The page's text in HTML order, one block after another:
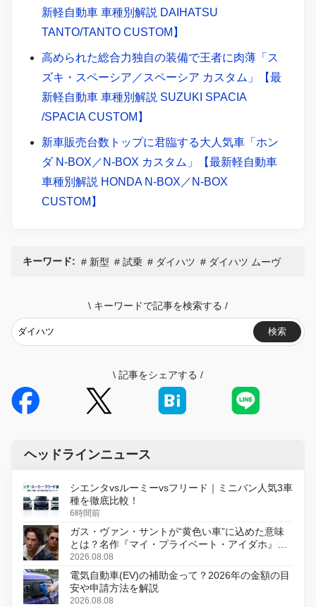
新軽自動車 車種別解説 DAIHATSU
TANTO/TANTO CUSTOM】
高められた総合力独自の装備で王者に肉薄「ス
ズキ・スペーシア／スペーシア カスタム」【最
新軽自動車 車種別解説 SUZUKI SPACIA
/SPACIA CUSTOM】
新車販売台数トップに君臨する大人気車「ホン
ダ N-BOX／N-BOX カスタム」【最新軽自動車
車種別解説 HONDA N-BOX／N-BOX
CUSTOM】
キーワード: 新型 試乗 ダイハツ ダイハツ ムーヴ
\ キーワードで記事を検索する /
検索
\ 記事をシェアする /
ヘッドラインニュース
シエンタvsルーミーvsフリード｜ミニバン人気3車
種を徹底比較！
6時間前
ガス・ヴァン・サントが“黄色い車”に込めた意味
とは？名作『マイ・プライベート・アイダホ』が
初のデジタルリマスター版で復活
2026.08.08
電気自動車(EV)の補助金って？2026年の金額の目
安や申請方法を解説
2026.08.08